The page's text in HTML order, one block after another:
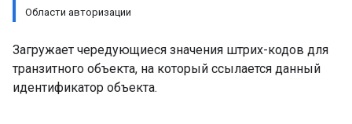
Области авторизации
Загружает чередующиеся значения штрих-кодов для
транзитного объекта, на который ссылается данный
идентификатор объекта.